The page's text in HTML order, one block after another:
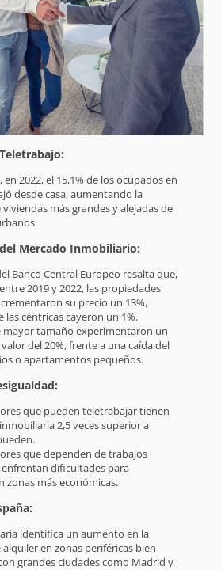
en 2022, el 15,1% de los ocupados en
desde casa, aumentando la
más grandes y alejadas de
Mercado Inmobiliario:
Banco Central Europeo resalta que,
2019 y 2022, las propiedades
su precio un 13%,
las céntricas cayeron un 1%.
mayor tamaño experimentaron un
del 20%, frente a una caída del
o apartamentos pequeños.
que pueden teletrabajar tienen
2,5 veces superior a
que dependen de trabajos
enfrentan dificultades para
zonas más económicas.
identifica un aumento en la
en zonas periféricas bien
grandes ciudades como Madrid y